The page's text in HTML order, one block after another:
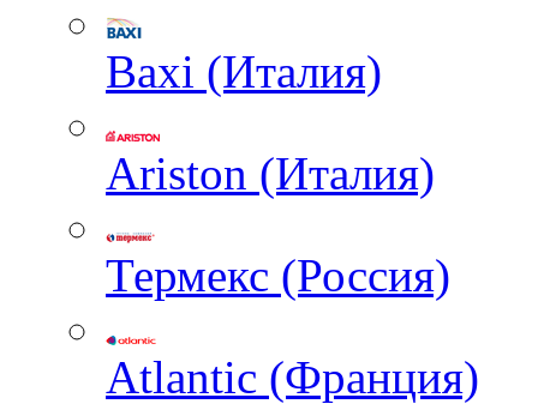
Baxi (Италия)
Ariston (Италия)
Термекс (Россия)
Atlantic (Франция)